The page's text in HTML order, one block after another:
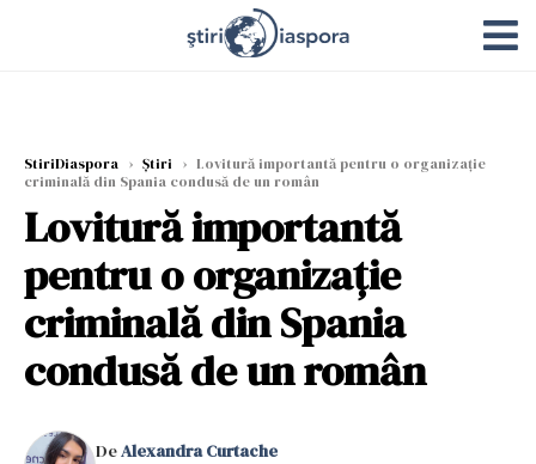
StiriDiaspora › Știri › Lovitură importantă pentru o organizație
criminală din Spania condusă de un român
Lovitură importantă
pentru o organizație
criminală din Spania
condusă de un român
DeAlexandra Curtache